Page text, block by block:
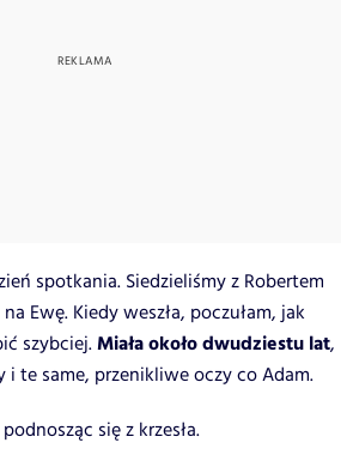
spotkania. Siedzieliśmy z Robertem
Ewę. Kiedy weszła, poczułam, jak
szybciej.Miała około dwudziestu lat,
i te same, przenikliwe oczy co Adam.
się z krzesła.